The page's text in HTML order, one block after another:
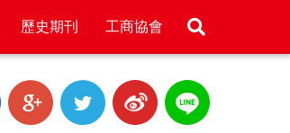
歷史期刊 工商協會